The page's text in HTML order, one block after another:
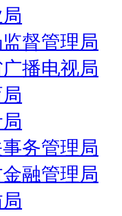
督管理局
播电视局
务管理局
融管理局